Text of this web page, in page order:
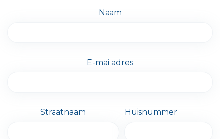
Naam
E-mailadres
Straatnaam Huisnummer